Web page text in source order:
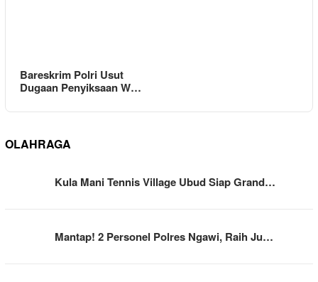
Bareskrim Polri Usut
Dugaan Penyiksaan W…
OLAHRAGA
Kula Mani Tennis Village Ubud Siap Grand…
Mantap! 2 Personel Polres Ngawi, Raih Ju…